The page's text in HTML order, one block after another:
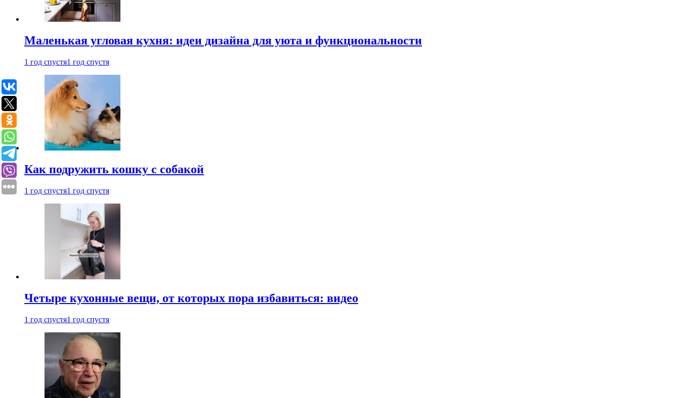
Маленькая угловая кухня: идеи дизайна для уюта и функциональности
1 год спустя1 год спустя
Как подружить кошку с собакой
1 год спустя1 год спустя
Четыре кухонные вещи, от которых пора избавиться: видео
1 год спустя1 год спустя